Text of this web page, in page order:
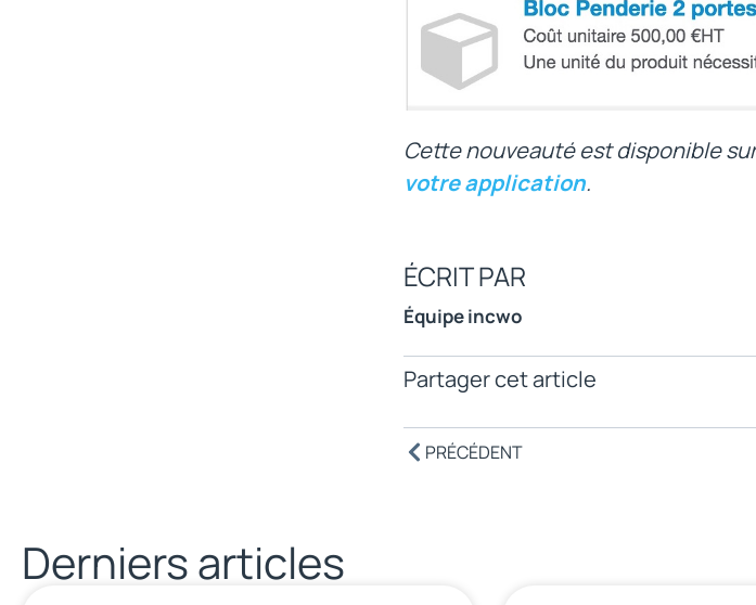
Cette nouveauté est disponible
votre application.
ÉCRIT PAR
Équipe incwo
Partager cet article
PRÉCÉDENT
Derniers articles